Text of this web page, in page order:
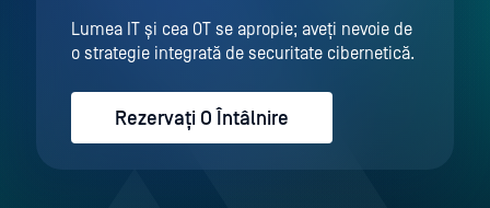
Lumea IT și cea OT se apropie; aveți nevoie de
o strategie integrată de securitate cibernetică.
Rezervați O Întâlnire